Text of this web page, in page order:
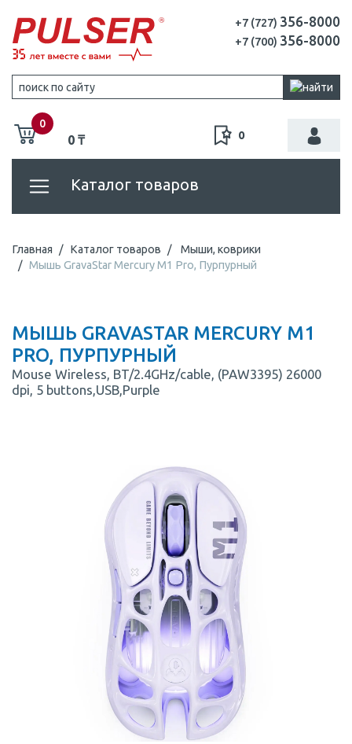
+7 (727) 356-8000
+7 (700) 356-8000
0
0 ₸ 0
Каталог товаров
Главная Каталог товаров
Мыши, коврики
Мышь GravaStar Mercury M1 Pro, Пурпурный
МЫШЬ GRAVASTAR MERCURY M1
PRO, ПУРПУРНЫЙ
Mouse Wireless, BT/2.4GHz/cable, (PAW3395) 26000
dpi, 5 buttons,USB,Purple